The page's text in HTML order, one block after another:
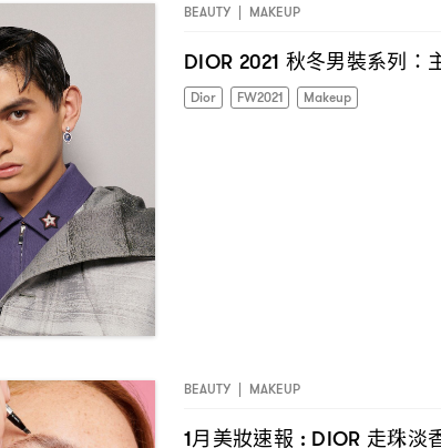
BEAUTY | MAKEUP
DIOR 2021 秋冬男裝系列 ：
Dior FW2021 Makeup
BEAUTY | MAKEUP
1月美妝速報 : DIOR走珠淡